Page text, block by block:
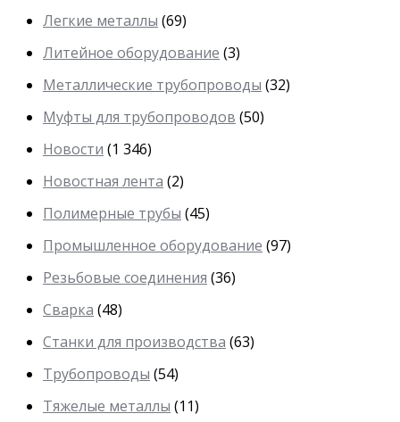
Легкие металлы (69)
Литейное оборудование (3)
Металлические трубопроводы (32)
Муфты для трубопроводов (50)
Новости (1 346)
Новостная лента (2)
Полимерные трубы (45)
Промышленное оборудование (97)
Резьбовые соединения (36)
Сварка (48)
Станки для производства (63)
Трубопроводы (54)
Тяжелые металлы (11)